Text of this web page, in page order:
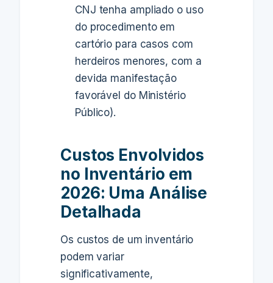
CNJ tenha ampliado o uso
do procedimento em
cartório para casos com
herdeiros menores, com a
devida manifestação
favorável do Ministério
Público).
Custos Envolvidos
no Inventário em
2026: Uma Análise
Detalhada
Os custos de um inventário
podem variar
significativamente,